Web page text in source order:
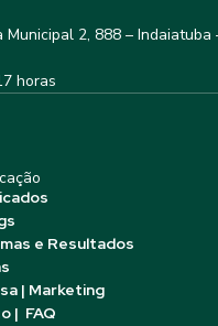
Municipal 2, 888 – Indaiatuba
horas
e Resultados
| Marketing
| FAQ